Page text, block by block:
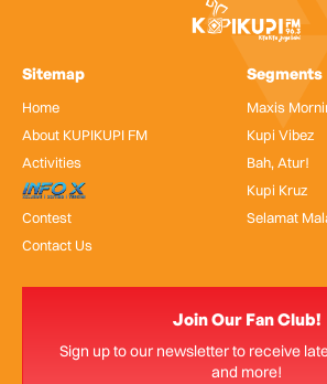
Sitemap
Home
About KUPIKUPI FM
Activities
InfoX
Contest
Contact Us
Segments
Maxis
Kupi Vibez
Bah, Atur!
Kupi Kruz
Selamat
Join Our Fan Club!
Sign up to our newsletter to receive
and more!